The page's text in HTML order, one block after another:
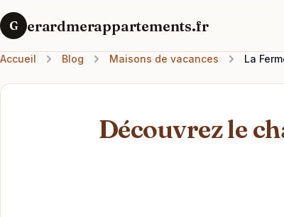
G erardmerappartements.fr
Accueil Blog Maisons de vacances La
Découvrez le